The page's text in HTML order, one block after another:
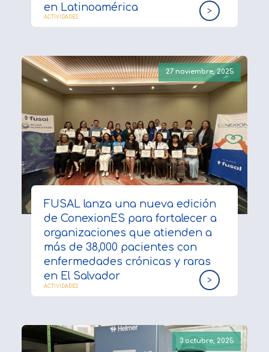
en Latinoamérica
ACTIVIDADES
>
27 noviembre, 2025
FUSAL lanza una nueva edición
de ConexionES para fortalecer a
organizaciones que atienden a
más de 38,000 pacientes con
enfermedades crónicas y raras
en El Salvador
ACTIVIDADES
>
3 octubre, 2025